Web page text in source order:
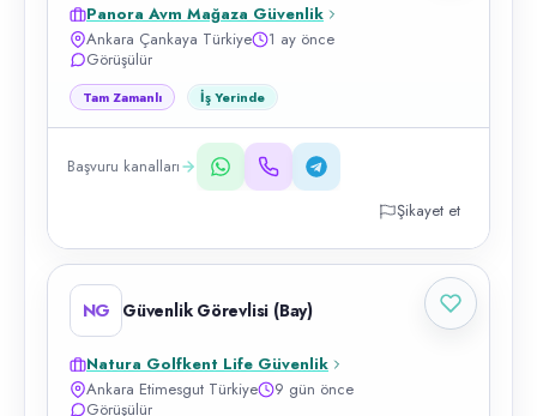
Panora Avm Mağaza Güvenlik
Ankara Çankaya Türkiye
1 ay önce
Görüşülür
Tam Zamanlı İş Yerinde
Başvuru kanalları
Şikayet et
NG Güvenlik Görevlisi (Bay)
Natura Golfkent Life Güvenlik
Ankara Etimesgut Türkiye
9 gün önce
Görüşülür